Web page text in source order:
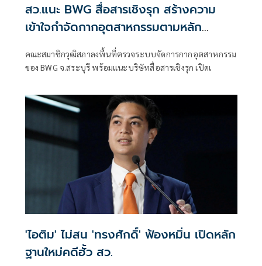
สว.แนะ BWG สื่อสารเชิงรุก สร้างความ
เข้าใจกำจัดกากอุตสาหกรรมตามหลัก
คณะสมาชิกวุฒิสภาลงพื้นที่ตรวจระบบจัดการกากอุตสาหกรรม
ของ BWG จ.สระบุรี พร้อมแนะบริษัทสื่อสารเชิงรุก เปิดเ
'ไอติม' ไม่สน 'ทรงศักดิ์' ฟ้องหมิ่น เปิดหลัก
ฐานใหม่คดีฮั้ว สว.